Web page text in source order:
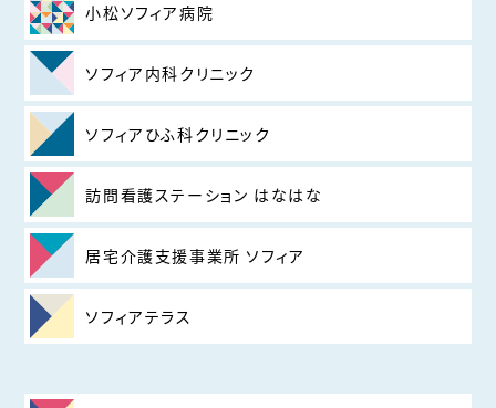
小松ソフィア病院
ソフィア内科クリニック
ソフィアひふ科クリニック
訪問看護ステーション はなはな
居宅介護支援事業所 ソフィア
ソフィアテラス